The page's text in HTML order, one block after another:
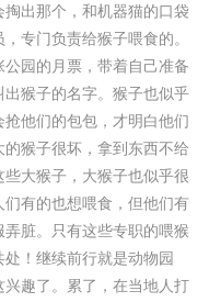
出那个，和机器猫的口袋
专门负责给猴子喂食的。
园的月票，带着自己准备
猴子的名字。猴子也似乎
他们的包包，才明白他们
猴子很坏，拿到东西不给
大猴子，大猴子也似乎很
有的也想喂食，但他们有
脏。只有这些专职的喂猴
！继续前行就是动物园
趣了。累了，在当地人打